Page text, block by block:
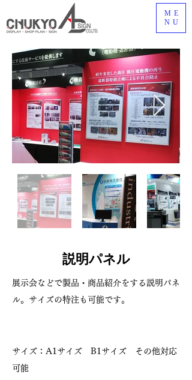
ME
NU
説明パネル
展示会などで製品・商品紹介をする説明パネ
ル。サイズの特注も可能です。
サイズ：A1サイズ B1サイズ その他対応
可能